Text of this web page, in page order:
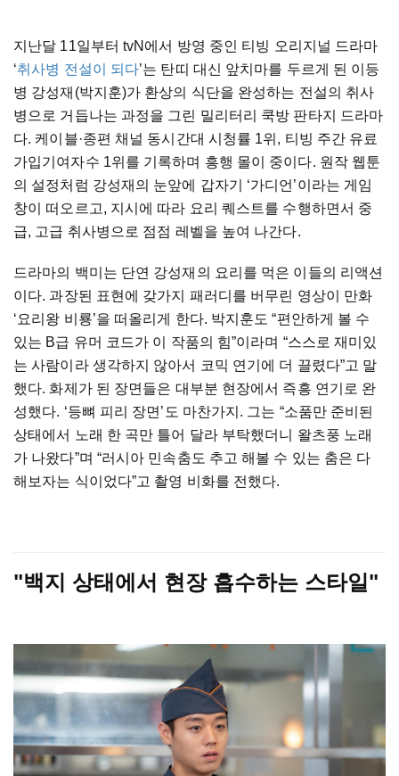
지난달 11일부터 tvN에서 방영 중인 티빙 오리지널 드라마
‘취사병 전설이 되다’는 탄띠 대신 앞치마를 두르게 된 이등
병 강성재(박지훈)가 환상의 식단을 완성하는 전설의 취사
병으로 거듭나는 과정을 그린 밀리터리 쿡방 판타지 드라마
다. 케이블·종편 채널 동시간대 시청률 1위, 티빙 주간 유료
가입기여자수 1위를 기록하며 흥행 몰이 중이다. 원작 웹툰
의 설정처럼 강성재의 눈앞에 갑자기 ‘가디언’이라는 게임
창이 떠오르고, 지시에 따라 요리 퀘스트를 수행하면서 중
급, 고급 취사병으로 점점 레벨을 높여 나간다.
드라마의 백미는 단연 강성재의 요리를 먹은 이들의 리액션
이다. 과장된 표현에 갖가지 패러디를 버무린 영상이 만화
‘요리왕 비룡’을 떠올리게 한다. 박지훈도 “편안하게 볼 수
있는 B급 유머 코드가 이 작품의 힘”이라며 “스스로 재미있
는 사람이라 생각하지 않아서 코믹 연기에 더 끌렸다”고 말
했다. 화제가 된 장면들은 대부분 현장에서 즉흥 연기로 완
성했다. ‘등뼈 피리 장면’도 마찬가지. 그는 “소품만 준비된
상태에서 노래 한 곡만 틀어 달라 부탁했더니 왈츠풍 노래
가 나왔다”며 “러시아 민속춤도 추고 해볼 수 있는 춤은 다
해보자는 식이었다”고 촬영 비화를 전했다.
"백지 상태에서 현장 흡수하는 스타일"